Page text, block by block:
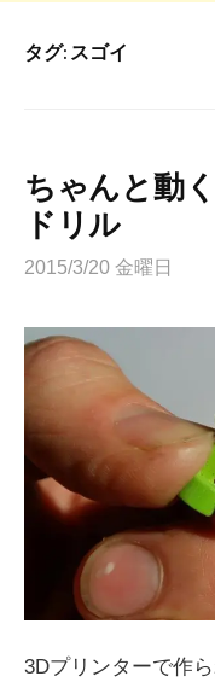
タグ: スゴイ
ちゃんと動
ドリル
2015/3/20 金曜日
3Dプリンターで作